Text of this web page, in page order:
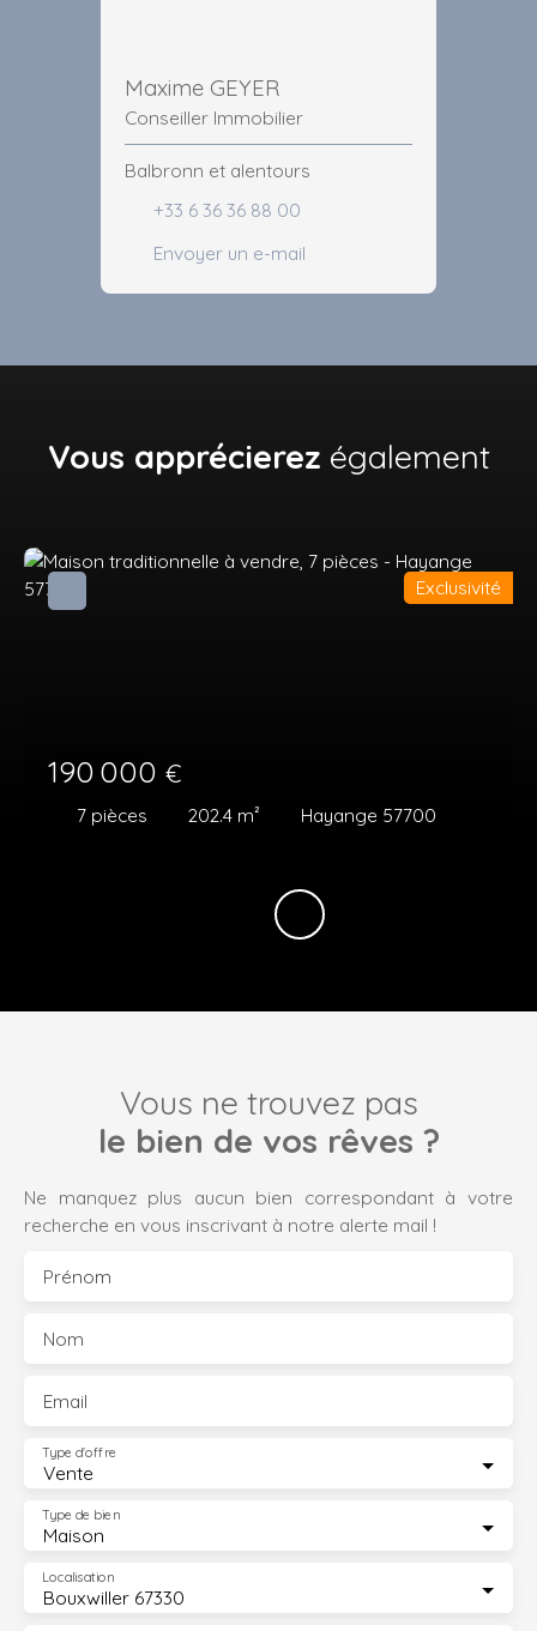
Maxime GEYER
Conseiller Immobilier
Balbronn et alentours
+33 6 36 36 88 00
Envoyer un e-mail
Vous apprécierez également
190 000 €
7 pièces 202.4 m² Hayange 57700
Exclusivité
Vous ne trouvez pas
le bien de vos rêves ?
Ne manquez plus aucun bien correspondant à votre
recherche en vous inscrivant à notre alerte mail !
Prénom
Nom
Email
Vente
Type d'offre
Maison
Type de bien
Bouxwiller 67330
Localisation